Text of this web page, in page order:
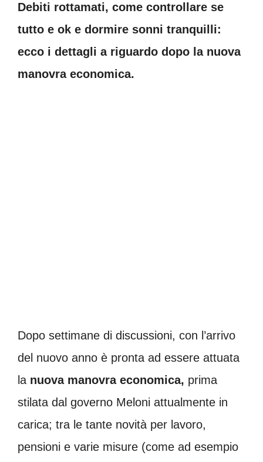
Debiti rottamati, come controllare se
tutto e ok e dormire sonni tranquilli:
ecco i dettagli a riguardo dopo la nuova
manovra economica.
Dopo settimane di discussioni, con l’arrivo
del nuovo anno è pronta ad essere attuata
la nuova manovra economica, prima
stilata dal governo Meloni attualmente in
carica; tra le tante novità per lavoro,
pensioni e varie misure (come ad esempio